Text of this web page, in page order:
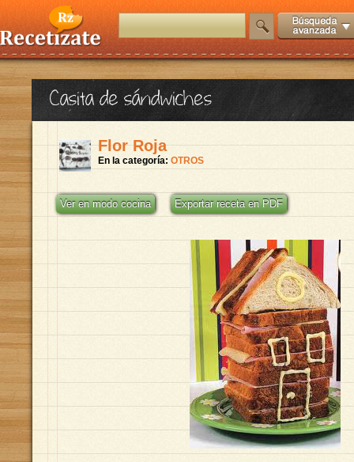
Casita de sándwiches
Flor Roja
En la categoría: OTROS
Ver en modo cocina Exportar receta en PDF